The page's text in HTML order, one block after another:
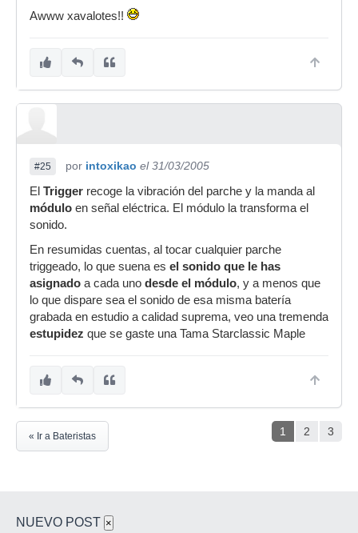
Awww xavalotes!!
#25 por intoxikao el 31/03/2005
El Trigger recoge la vibración del parche y la manda al
módulo en señal eléctrica. El módulo la transforma el
sonido.
En resumidas cuentas, al tocar cualquier parche
triggeado, lo que suena es el sonido que le has
asignado a cada uno desde el módulo, y a menos que
lo que dispare sea el sonido de esa misma batería
grabada en estudio a calidad suprema, veo una tremenda
estupidez que se gaste una Tama Starclassic Maple
1 2 3
« Ir a Bateristas
NUEVO POST ×